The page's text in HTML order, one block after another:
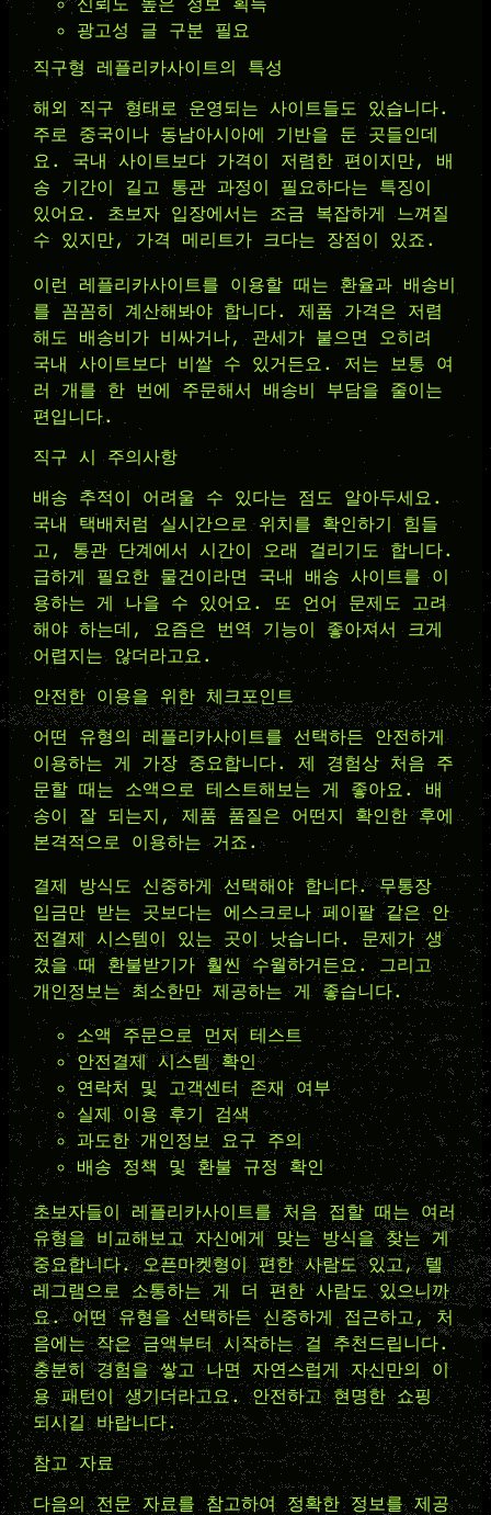
광고성 글 구분 필요
직구형 레플리카사이트의 특성
해외 직구 형태로 운영되는 사이트들도 있습니다.
주로 중국이나 동남아시아에 기반을 둔 곳들인데
요. 국내 사이트보다 가격이 저렴한 편이지만, 배
송 기간이 길고 통관 과정이 필요하다는 특징이
있어요. 초보자 입장에서는 조금 복잡하게 느껴질
수 있지만, 가격 메리트가 크다는 장점이 있죠.
이런 레플리카사이트를 이용할 때는 환율과 배송비
를 꼼꼼히 계산해봐야 합니다. 제품 가격은 저렴
해도 배송비가 비싸거나, 관세가 붙으면 오히려
국내 사이트보다 비쌀 수 있거든요. 저는 보통 여
러 개를 한 번에 주문해서 배송비 부담을 줄이는
편입니다.
직구 시 주의사항
배송 추적이 어려울 수 있다는 점도 알아두세요.
국내 택배처럼 실시간으로 위치를 확인하기 힘들
고, 통관 단계에서 시간이 오래 걸리기도 합니다.
급하게 필요한 물건이라면 국내 배송 사이트를 이
용하는 게 나을 수 있어요. 또 언어 문제도 고려
해야 하는데, 요즘은 번역 기능이 좋아져서 크게
어렵지는 않더라고요.
안전한 이용을 위한 체크포인트
어떤 유형의 레플리카사이트를 선택하든 안전하게
이용하는 게 가장 중요합니다. 제 경험상 처음 주
문할 때는 소액으로 테스트해보는 게 좋아요. 배
송이 잘 되는지, 제품 품질은 어떤지 확인한 후에
본격적으로 이용하는 거죠.
결제 방식도 신중하게 선택해야 합니다. 무통장
입금만 받는 곳보다는 에스크로나 페이팔 같은 안
전결제 시스템이 있는 곳이 낫습니다. 문제가 생
겼을 때 환불받기가 훨씬 수월하거든요. 그리고
개인정보는 최소한만 제공하는 게 좋습니다.
소액 주문으로 먼저 테스트
안전결제 시스템 확인
연락처 및 고객센터 존재 여부
실제 이용 후기 검색
과도한 개인정보 요구 주의
배송 정책 및 환불 규정 확인
초보자들이 레플리카사이트를 처음 접할 때는 여러
유형을 비교해보고 자신에게 맞는 방식을 찾는 게
중요합니다. 오픈마켓형이 편한 사람도 있고, 텔
레그램으로 소통하는 게 더 편한 사람도 있으니까
요. 어떤 유형을 선택하든 신중하게 접근하고, 처
음에는 작은 금액부터 시작하는 걸 추천드립니다.
충분히 경험을 쌓고 나면 자연스럽게 자신만의 이
용 패턴이 생기더라고요. 안전하고 현명한 쇼핑
되시길 바랍니다.
참고 자료
다음의 전문 자료를 참고하여 정확한 정보를 제공